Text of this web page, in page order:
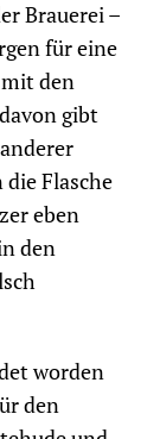
Brauerei –
für eine
den
gibt
die Flasche
eben
den
worden
den